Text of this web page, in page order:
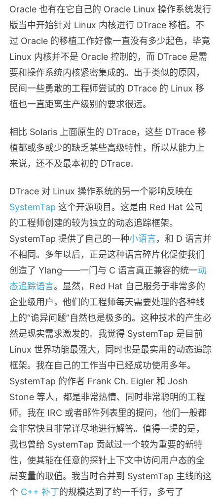
Oracle 也有在它自己的 Oracle Linux 操作系统发行
版当中开始针对 Linux 内核进行 DTrace 移植。不
过 Oracle 的移植工作好像一直没有多少起色，毕竟
Linux 内核并不是 Oracle 控制的，而 DTrace 是需
要和操作系统内核紧密集成的。出于类似的原因，
民间一些勇敢的工程师尝试的 DTrace 的 Linux 移
植也一直距离生产级别的要求很远。
相比 Solaris 上面原生的 DTrace，这些 DTrace 移
植都或多或少的缺乏某些高级特性，所以从能力上
来说，还不及最本初的 DTrace。
DTrace 对 Linux 操作系统的另一个影响反映在
SystemTap 这个开源项目。这是由 Red Hat 公司
的工程师创建的较为独立的动态追踪框架。
SystemTap 提供了自己的一种小语言，和 D 语言并
不相同。多年以后，正是这种语言碎片化促使我们
创造了 Ylang——一门与 C 语言真正兼容的统一动
态追踪语言。显然，Red Hat 自己服务于非常多的
企业级用户，他们的工程师每天需要处理的各种线
上的“诡异问题”自然也是极多的。这种技术的产生必
然是现实需求激发的。我觉得 SystemTap 是目前
Linux 世界功能最强大，同时也是最实用的动态追踪
框架。我在自己的工作当中已经成功使用多年。
SystemTap 的作者 Frank Ch. Eigler 和 Josh
Stone 等人，都是非常热情、同时非常聪明的工程
师。我在 IRC 或者邮件列表里的提问，他们一般都
会非常快且非常详尽地进行解答。值得一提的是，
我也曾给 SystemTap 贡献过一个较为重要的新特
性，使其能在任意的探针上下文中访问用户态的全
局变量的取值。我当时合并到 SystemTap 主线的这
个 C++ 补丁的规模达到了约一千行，多亏了